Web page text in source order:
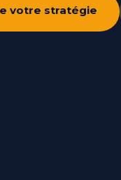
votre stratégie